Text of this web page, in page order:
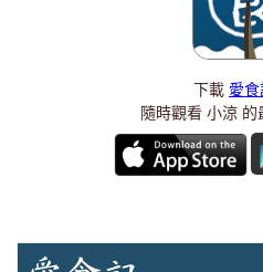
下載 愛食
隨時觀看 小涼 的